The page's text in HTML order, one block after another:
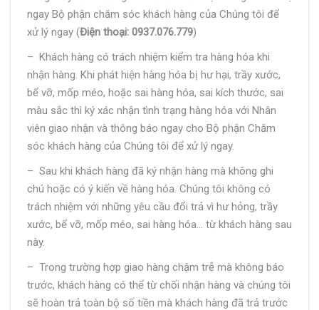
ngay Bộ phận chăm sóc khách hàng của Chúng tôi để
xử lý ngay (Điện thoại: 0937.076.779)
– Khách hàng có trách nhiệm kiểm tra hàng hóa khi
nhận hàng. Khi phát hiện hàng hóa bị hư hại, trầy xước,
bể vỡ, mốp méo, hoặc sai hàng hóa, sai kích thước, sai
màu sắc thì ký xác nhận tình trạng hàng hóa với Nhân
viên giao nhận và thông báo ngay cho Bộ phận Chăm
sóc khách hàng của Chúng tôi để xử lý ngay.
– Sau khi khách hàng đã ký nhận hàng mà không ghi
chú hoặc có ý kiến về hàng hóa. Chúng tôi không có
trách nhiệm với những yêu cầu đổi trả vì hư hỏng, trầy
xước, bể vỡ, mốp méo, sai hàng hóa… từ khách hàng sau
này.
– Trong trường hợp giao hàng chậm trễ mà không báo
trước, khách hàng có thể từ chối nhận hàng và chúng tôi
sẽ hoàn trả toàn bộ số tiền mà khách hàng đã trả trước